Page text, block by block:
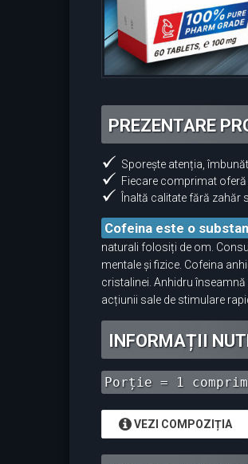
PREZENTARE
Sporește atenția,
Fiecare comprimat
Înaltă calitate fără zahăr
Cofeina este o
naturali folosiți de om.
mentale și fizice. Cofeina
cristalinei. Anhidru
acțiunii sale de stimulare
INFORMAȚII
Porție = 1
VEZI COMPOZIȚIA